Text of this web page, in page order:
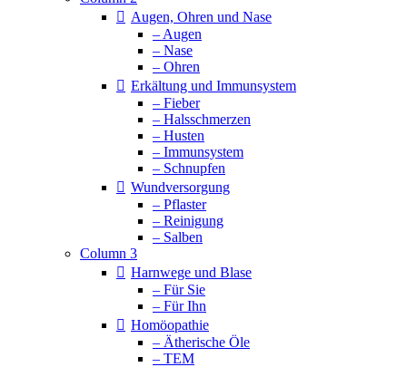
Augen, Ohren und Nase
– Augen
– Nase
– Ohren
Erkältung und Immunsystem
– Fieber
– Halsschmerzen
– Husten
– Immunsystem
– Schnupfen
Wundversorgung
– Pflaster
– Reinigung
– Salben
Column 3
Harnwege und Blase
– Für Sie
– Für Ihn
Homöopathie
– Ätherische Öle
– TEM